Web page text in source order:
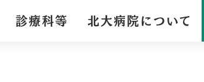
診療科等 北大病院について